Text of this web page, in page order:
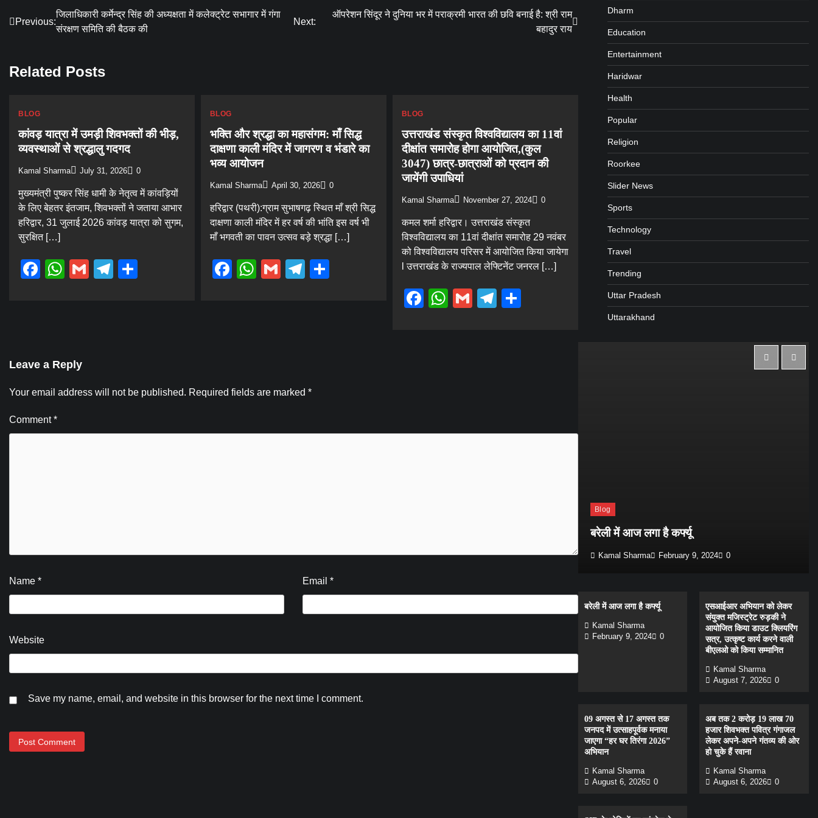
Post
Previous:
जिलाधिकारी कर्मेन्द्र सिंह की अध्यक्षता में कलेक्ट्रेट सभागार में गंगा
संरक्षण समिति की बैठक की
Next:
ऑपरेशन सिंदूर ने दुनिया भर में पराक्रमी भारत की छवि बनाई है: श्री राम
बहादुर राय
Related Posts
BLOG
कांवड़ यात्रा में उमड़ी शिवभक्तों की भीड़,
व्यवस्थाओं से श्रद्धालु गदगद
Kamal Sharma July 31, 2026 0
मुख्यमंत्री पुष्कर सिंह धामी के नेतृत्व में कांवड़ियों
के लिए बेहतर इंतजाम, शिवभक्तों ने जताया आभार
हरिद्वार, 31 जुलाई 2026 कांवड़ यात्रा को सुगम,
सुरक्षित […]
Facebook
WhatsApp
GmailTelegram
BLOG
भक्ति और श्रद्धा का महासंगम: माँ सिद्ध
दाक्षणा काली मंदिर में जागरण व भंडारे का
भव्य आयोजन
Kamal Sharma April 30, 2026 0
हरिद्वार (पथरी):ग्राम सुभाषगढ़ स्थित माँ श्री सिद्ध
दाक्षणा काली मंदिर में हर वर्ष की भांति इस वर्ष भी
माँ भगवती का पावन उत्सव बड़े श्रद्धा […]
Facebook
WhatsApp
GmailTelegram
BLOG
उत्तराखंड संस्कृत विश्वविद्यालय का 11वां
दीक्षांत समारोह होगा आयोजित,(कुल
3047) छात्र-छात्राओं को प्रदान की
जायेंगी उपाधियां
Kamal Sharma November 27, 2024 0
कमल शर्मा हरिद्वार। उत्तराखंड संस्कृत
विश्वविद्यालय का 11वां दीक्षांत समारोह 29 नवंबर
को विश्वविद्यालय परिसर में आयोजित किया जायेगा
l उत्तराखंड के राज्यपाल लेफ्टिनेंट जनरल […]
Facebook
WhatsApp
GmailTelegram
Leave a Reply
Your email address will not be published. Required fields are marked *
Comment*
Name * Email*
Website
Save my name, email, and website in this browser for the next time I comment.
Dharm
Education
Entertainment
Haridwar
Health
Popular
Religion
Roorkee
Slider News
Sports
Technology
Travel
Trending
Uttar Pradesh
Uttarakhand
Kamal Sharma August 6, 2026 0
Blog
बरेली में आज लगा है कर्फ्यू
Kamal Sharma February 9, 2024 0
बरेली में आज लगा है कर्फ्यू
Kamal Sharma
February 9, 2024
0
एसआईआर अभियान को लेकर
संयुक्त मजिस्ट्रेट रुड़की ने
आयोजित किया डाउट क्लियरिंग
सत्र, उत्कृष्ट कार्य करने वाली
बीएलओ को किया सम्मानित
Kamal Sharma
August 7, 2026
0
09 अगस्त से 17 अगस्त तक
जनपद में उत्साहपूर्वक मनाया
जाएगा “हर घर तिरंगा 2026”
अभियान
Kamal Sharma
August 6, 2026
0
अब तक 2 करोड़ 19 लाख 70
हजार शिवभक्त पवित्र गंगाजल
लेकर अपने-अपने गंतव्य की ओर
हो चुके हैं रवाना
Kamal Sharma
August 6, 2026
0